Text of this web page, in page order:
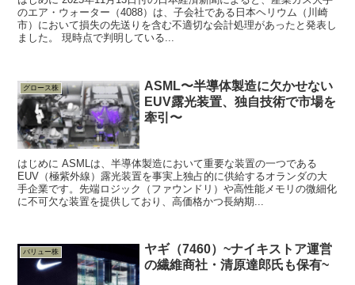
のエア・ウォーター（4088）は、子会社である日本ヘリウム（川崎
市）において損失の先送りを含む不適切な会計処理があったと発表し
ました。 現時点で判明している...
グロース株
ASML〜半導体製造に欠かせない
EUV露光装置、独自技術で市場を
牽引〜
はじめに ASMLは、半導体製造において重要な装置の一つである
EUV（極紫外線）露光装置を事実上独占的に供給するオランダの大
手企業です。先端ロジック（ファウンドリ）や高性能メモリの微細化
に不可欠な装置を提供しており、高価格かつ長納期...
バリュー株
ヤギ（7460）~ナイキストア運営
の繊維商社・清原達郎氏も保有~